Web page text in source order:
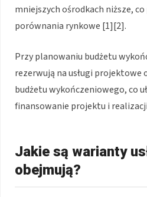
mniejszych ośrodkach niższe,
porównania rynkowe [1][2].
Przy planowaniu budżetu
rezerwują na usługi projektowe
budżetu wykończeniowego, co
finansowanie projektu i
Jakie są warianty
obejmują?